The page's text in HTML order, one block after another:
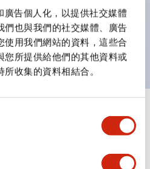
告個人化，以提供社交媒體
們也與我們的社交媒體、廣告
使用我們網站的資料，這些合
您所提供給他們的其他資料或
收集的資料相結合。
，全系列統一22mm軸長的
顯示全部+